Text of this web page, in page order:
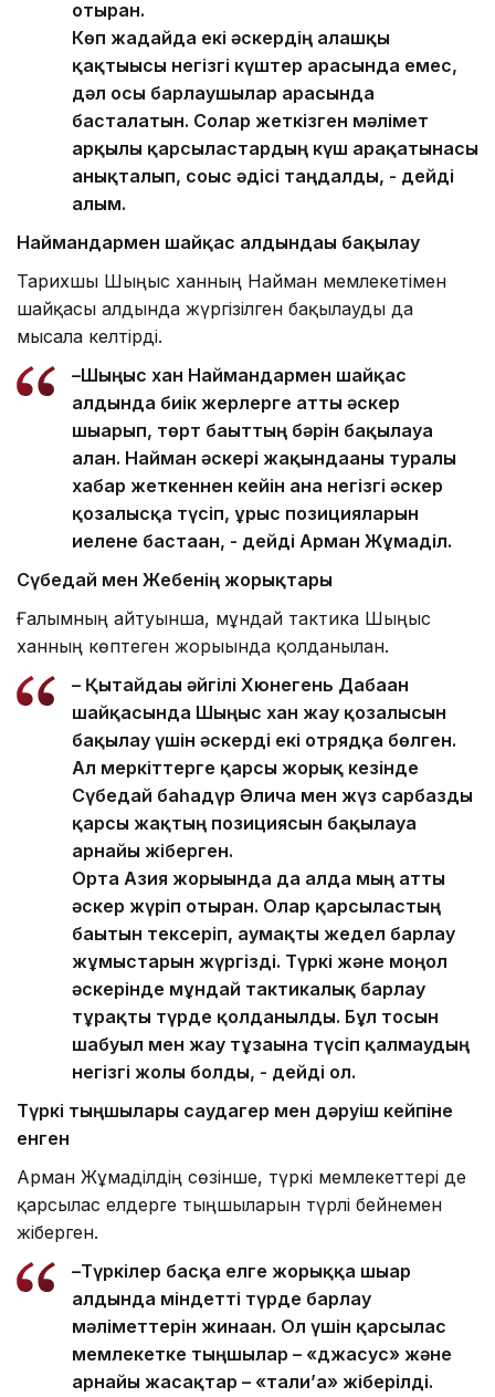
отырған.
Көп жағдайда екі әскердің алғашқы
қақтығысы негізгі күштер арасында емес,
дәл осы барлаушылар арасында
басталатын. Солар жеткізген мәлімет
арқылы қарсыластардың күш арақатынасы
анықталып, соғыс әдісі таңдалды, - дейді
ғалым.
Наймандармен шайқас алдындағы бақылау
Тарихшы Шыңғыс ханның Найман мемлекетімен
шайқасы алдында жүргізілген бақылауды да
мысалға келтірді.
–Шыңғыс хан Наймандармен шайқас
алдында биік жерлерге атты әскер
шығарып, төрт бағыттың бәрін бақылауға
алған. Найман әскері жақындағаны туралы
хабар жеткеннен кейін ғана негізгі әскер
қозғалысқа түсіп, ұрыс позицияларын
иелене бастаған, - дейді Арман Жұмаділ.
Сүбедай мен Жебенің жорықтары
Ғалымның айтуынша, мұндай тактика Шыңғыс
ханның көптеген жорығында қолданылған.
– Қытайдағы әйгілі Хюнегень Дабаан
шайқасында Шыңғыс хан жау қозғалысын
бақылау үшін әскерді екі отрядқа бөлген.
Ал меркіттерге қарсы жорық кезінде
Сүбедай баһадүр Әлича мен жүз сарбазды
қарсы жақтың позициясын бақылауға
арнайы жіберген.
Орта Азия жорығында да алда мың атты
әскер жүріп отырған. Олар қарсыластың
бағытын тексеріп, аумақты жедел барлау
жұмыстарын жүргізді. Түркі және моңғол
әскерінде мұндай тактикалық барлау
тұрақты түрде қолданылды. Бұл тосын
шабуыл мен жау тұзағына түсіп қалмаудың
негізгі жолы болды, - дейді ол.
Түркі тыңшылары саудагер мен дәруіш кейпіне
енген
Арман Жұмаділдің сөзінше, түркі мемлекеттері де
қарсылас елдерге тыңшыларын түрлі бейнемен
жіберген.
–Түркілер басқа елге жорыққа шығар
алдында міндетті түрде барлау
мәліметтерін жинаған. Ол үшін қарсылас
мемлекетке тыңшылар – «джасус» және
арнайы жасақтар – «тали’а» жіберілді.